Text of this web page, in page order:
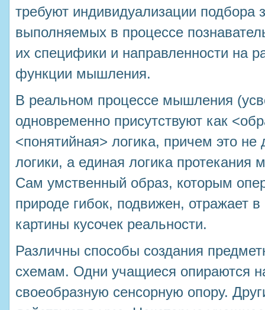
требуют индивидуализации подбора
выполняемых в процессе
их специфики и направленности на
функции мышления.
В реальном процессе мышления
одновременно присутствуют как
<понятийная> логика, причем это
логики, а единая логика протекания
Сам умственный образ, которым
природе гибок, подвижен, отражает
картины кусочек реальности.
Различны способы создания
схемам. Одни учащиеся опираются
своеобразную сенсорную опору.